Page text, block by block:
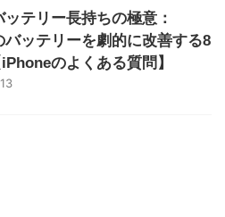
テリー長持ちの極意：
バッテリーを劇的に改善する8
のよくある質問】